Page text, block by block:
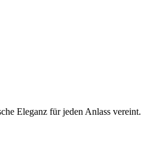
Eleganz für jeden Anlass vereint.